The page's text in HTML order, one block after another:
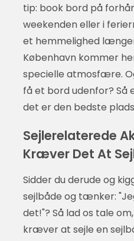
tip: book bord på
weekenden eller i
et hemmelighed
København kommer
specielle atmosfære.
få et bord udenfor? Så
det er den bedste
Sejlerelaterede
Kræver Det At
Sidder du derude og
sejlbåde og tænker:
det!"? Så lad os tale
kræver at sejle en